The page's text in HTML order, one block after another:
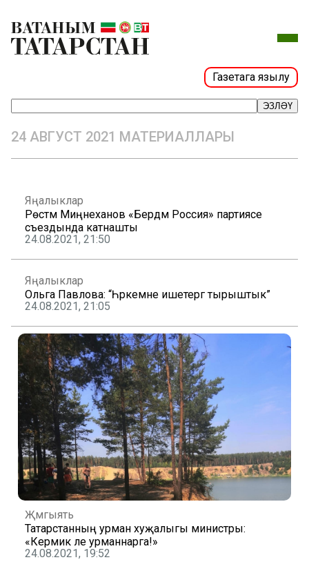
Газетага язылу
ЭЗЛӘҮ
24 АВГУСТ 2021 МАТЕРИАЛЛАРЫ
Яңалыклар
Рөстәм Миңнеханов «Бердәм Россия» партиясе
съездында катнашты
24.08.2021, 21:50
Яңалыклар
Ольга Павлова: “Һәркемне ишетергә тырыштык”
24.08.2021, 21:05
Җәмгыять
Татарстанның урман хуҗалыгы министры:
«Кермик әле урманнарга!»
24.08.2021, 19:52